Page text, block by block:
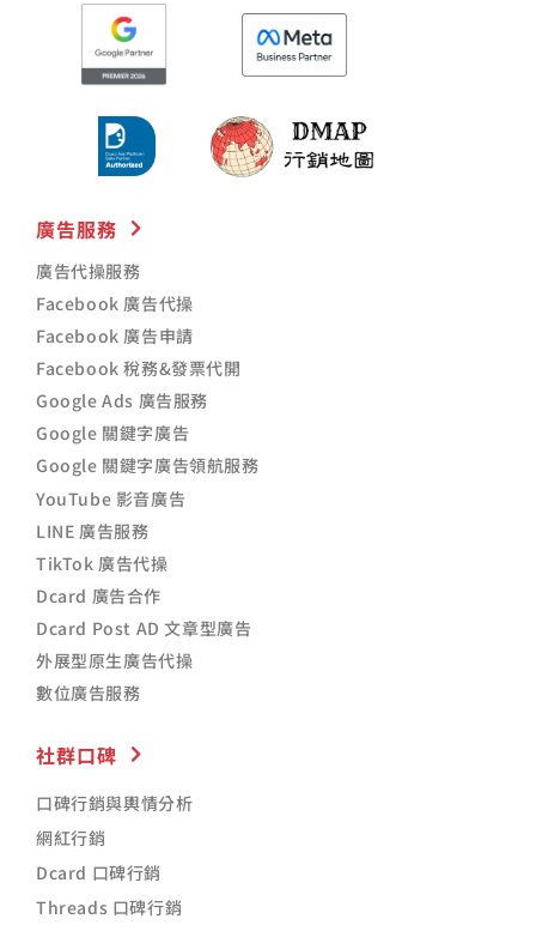
廣告服務
廣告代操服務
Facebook 廣告代操
Facebook 廣告申請
Facebook 稅務&發票代開
Google Ads 廣告服務
Google 關鍵字廣告
Google 關鍵字廣告領航服務
YouTube 影音廣告
LINE 廣告服務
TikTok 廣告代操
Dcard 廣告合作
Dcard Post AD 文章型廣告
外展型原生廣告代操
數位廣告服務
社群口碑
口碑行銷與輿情分析
網紅行銷
Dcard 口碑行銷
Threads 口碑行銷